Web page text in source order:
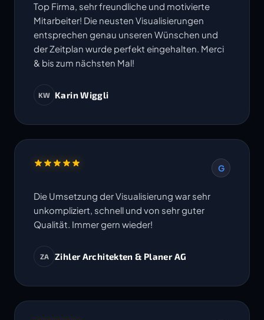
Top Firma, sehr freundliche und motivierte
Mitarbeiter! Die neusten Visualisierungen
entsprechen genau unseren Wünschen und
der Zeitplan wurde perfekt eingehalten. Merci
& bis zum nächsten Mal!
KW Karin Wiggli
G
Die Umsetzung der Visualisierung war sehr
unkompliziert, schnell und von sehr guter
Qualität. Immer gern wieder!
ZA Zihler Architekten & Planer AG